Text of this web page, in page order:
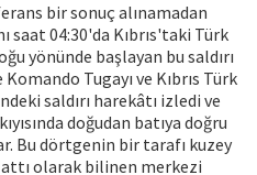
bir sonuç alınamadan
saat 04:30'da Kıbrıs'taki Türk
yönünde başlayan bu saldırı
Tugayı ve Kıbrıs Türk
saldırı harekâtı izledi ve
doğudan batıya doğru
Bu dörtgenin bir tarafı kuzey
olarak bilinen merkezi